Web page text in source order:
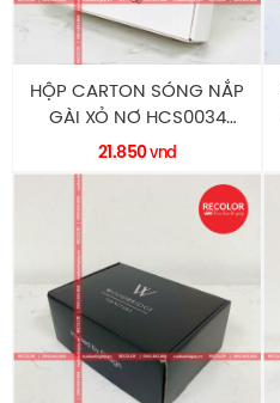
HỘP CARTON SÓNG NẮP
GÀI XỎ NƠ HCS0034
RECOLOR
21.850vnd